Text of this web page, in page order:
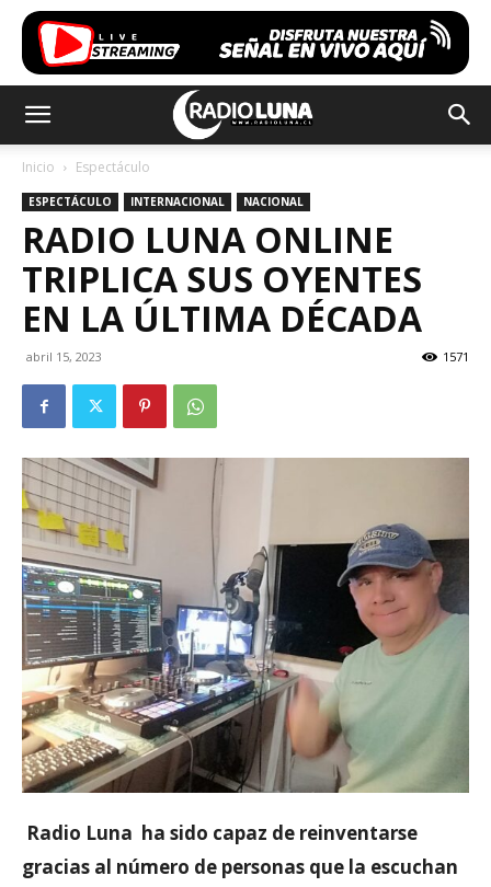
Inicio Espectáculo
ESPECTÁCULO INTERNACIONAL NACIONAL
RADIO LUNA ONLINE
TRIPLICA SUS OYENTES
EN LA ÚLTIMA DÉCADA
abril 15, 2023 1571
Radio Luna ha sido capaz de reinventarse
gracias al número de personas que la escuchan